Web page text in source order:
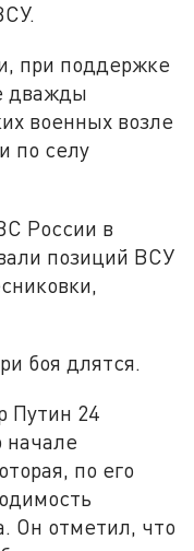
при поддержке
дважды
военных возле
по селу
России в
позиций ВСУ
боя длятся.
Путин 24
начале
по его
Он отметил, что